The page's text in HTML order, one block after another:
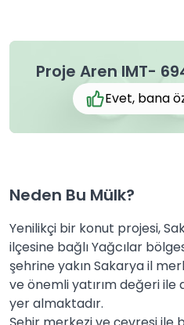
Proje Aren IMT-
Evet, bana
Neden Bu Mülk?
Yenilikçi bir konut projesi,
ilçesine bağlı Yağcılar
şehrine yakın Sakarya il
ve önemli yatırım değeri
yer almaktadır.